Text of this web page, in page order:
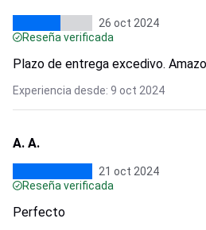
26 oct 2024
Reseña verificada
Plazo de entrega excedivo.
Experiencia desde: 9 oct 2024
A. A.
21 oct 2024
Reseña verificada
Perfecto